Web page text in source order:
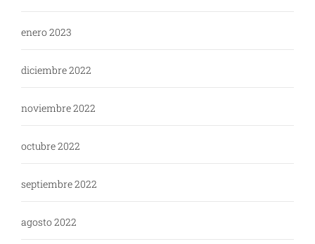
enero 2023
diciembre 2022
noviembre 2022
octubre 2022
septiembre 2022
agosto 2022